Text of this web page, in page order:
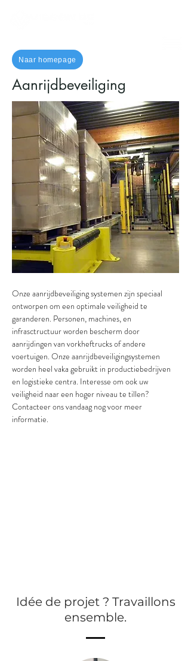
Naar homepage
Aanrijdbeveiliging
Onze aanrijdbeveiliging systemen zijn speciaal
ontworpen om een optimale veiligheid te
garanderen. Personen, machines, en
infrasctructuur worden bescherm door
aanrijdingen van vorkheftrucks of andere
voertuigen. Onze aanrijdbeveiligingsystemen
worden heel vaka gebruikt in productiebedrijven
en logistieke centra. Interesse om ook uw
veiligheid naar een hoger niveau te tillen?
Contacteer ons vandaag nog voor meer
informatie.
Idée de projet ? Travaillons
ensemble.